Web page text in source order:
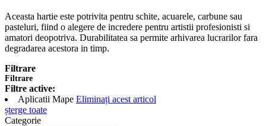
Aceasta hartie este potrivita pentru schite, acuarele, carbune sau
pasteluri, fiind o alegere de incredere pentru artistii profesionisti si
amatori deopotriva. Durabilitatea sa permite arhivarea lucrarilor fara
degradarea acestora in timp.
Filtrare
Filtrare
Filtre active:
Aplicatii Mape Eliminați acest articol
șterge toate
Categorie